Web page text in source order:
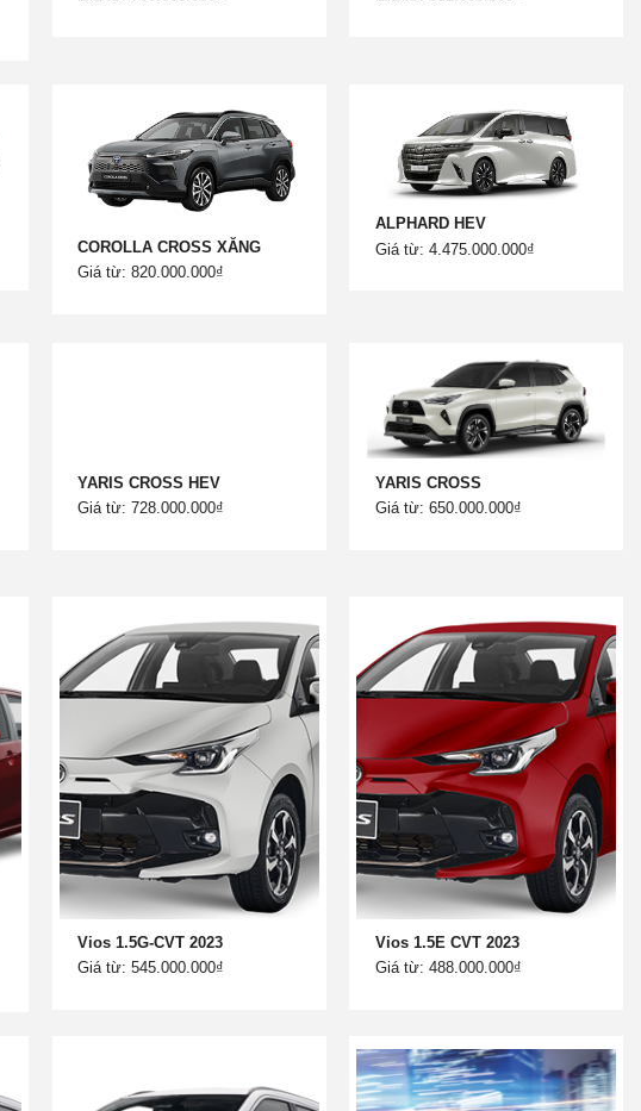
COROLLA CROSS XĂNG
Giá từ: 820.000.000₫
ALPHARD HEV
Giá từ: 4.475.000.000₫
YARIS CROSS HEV
Giá từ: 728.000.000₫
YARIS CROSS
Giá từ: 650.000.000₫
Vios 1.5G-CVT 2023
Giá từ: 545.000.000₫
Vios 1.5E CVT 2023
Giá từ: 488.000.000₫